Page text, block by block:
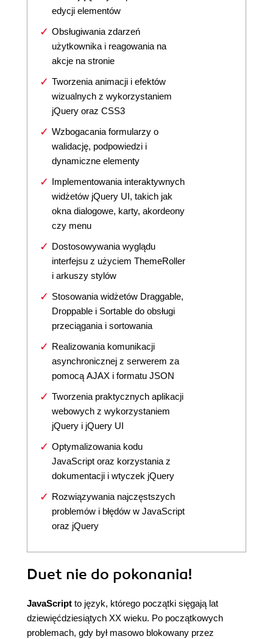
edycji elementów
Obsługiwania zdarzeń
użytkownika i reagowania na
akcje na stronie
Tworzenia animacji i efektów
wizualnych z wykorzystaniem
jQuery oraz CSS3
Wzbogacania formularzy o
walidację, podpowiedzi i
dynamiczne elementy
Implementowania interaktywnych
widżetów jQuery UI, takich jak
okna dialogowe, karty, akordeony
czy menu
Dostosowywania wyglądu
interfejsu z użyciem ThemeRoller
i arkuszy stylów
Stosowania widżetów Draggable,
Droppable i Sortable do obsługi
przeciągania i sortowania
Realizowania komunikacji
asynchronicznej z serwerem za
pomocą AJAX i formatu JSON
Tworzenia praktycznych aplikacji
webowych z wykorzystaniem
jQuery i jQuery UI
Optymalizowania kodu
JavaScript oraz korzystania z
dokumentacji i wtyczek jQuery
Rozwiązywania najczęstszych
problemów i błędów w JavaScript
oraz jQuery
Duet nie do pokonania!
JavaScript to język, którego początki sięgają lat
dziewięćdziesiątych XX wieku. Po początkowych
problemach, gdy był masowo blokowany przez